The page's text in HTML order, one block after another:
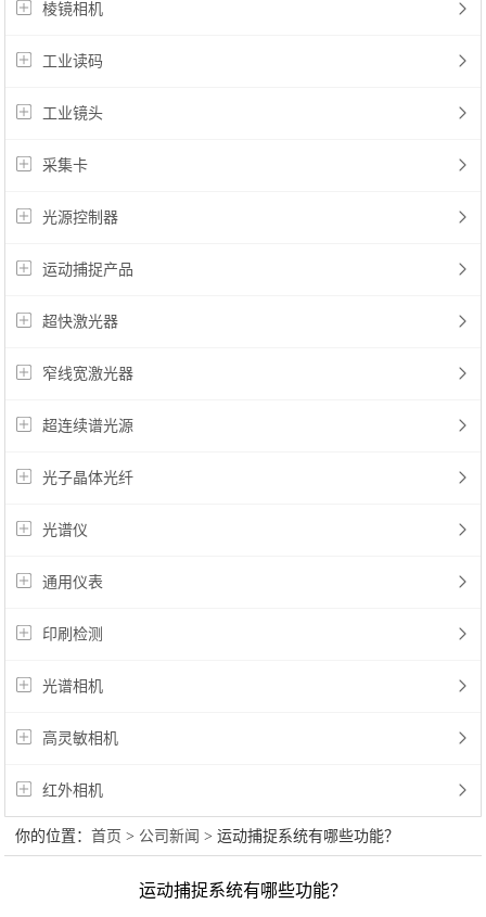
棱镜相机
工业读码
工业镜头
采集卡
光源控制器
运动捕捉产品
超快激光器
窄线宽激光器
超连续谱光源
光子晶体光纤
光谱仪
通用仪表
印刷检测
光谱相机
高灵敏相机
红外相机
你的位置：首页 > 公司新闻 > 运动捕捉系统有哪些功能？
运动捕捉系统有哪些功能？